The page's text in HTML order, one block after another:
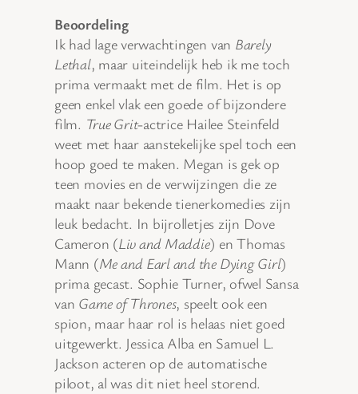
Beoordeling
Ik had lage verwachtingen van Barely
Lethal, maar uiteindelijk heb ik me toch
prima vermaakt met de film. Het is op
geen enkel vlak een goede of bijzondere
film. True Grit-actrice Hailee Steinfeld
weet met haar aanstekelijke spel toch een
hoop goed te maken. Megan is gek op
teen movies en de verwijzingen die ze
maakt naar bekende tienerkomedies zijn
leuk bedacht. In bijrolletjes zijn Dove
Cameron (Liv and Maddie) en Thomas
Mann (Me and Earl and the Dying Girl)
prima gecast. Sophie Turner, ofwel Sansa
van Game of Thrones, speelt ook een
spion, maar haar rol is helaas niet goed
uitgewerkt. Jessica Alba en Samuel L.
Jackson acteren op de automatische
piloot, al was dit niet heel storend.